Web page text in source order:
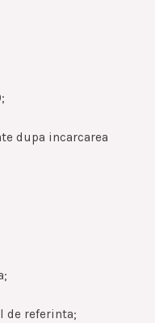
dupa incarcarea
de referinta;